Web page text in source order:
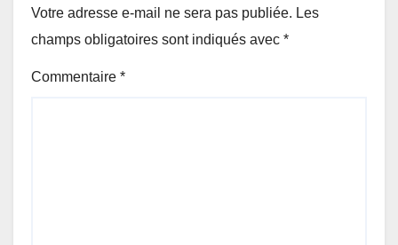
Votre adresse e-mail ne sera pas publiée. Les
champs obligatoires sont indiqués avec *
Commentaire *